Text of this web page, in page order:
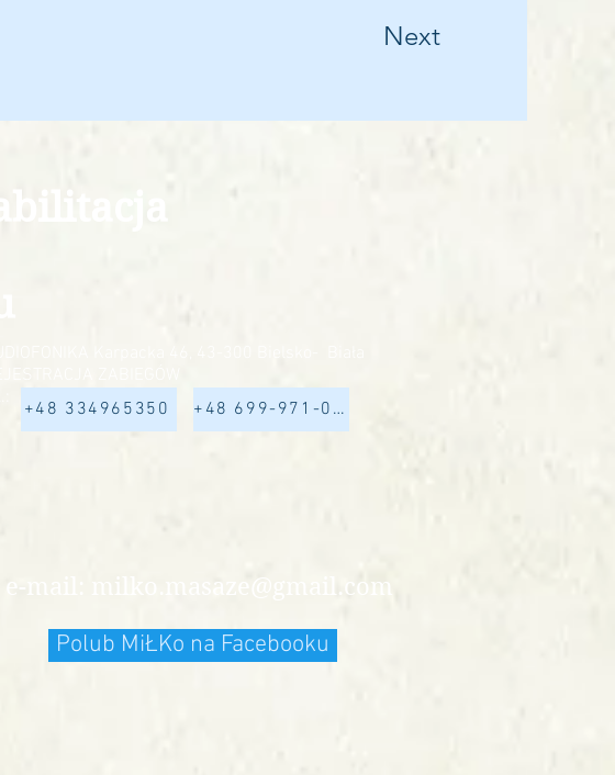
Next
+48 334965350 +48 699-971-008
e-mail: milko.masaze@gmail.com
Polub MiŁKo na Facebooku